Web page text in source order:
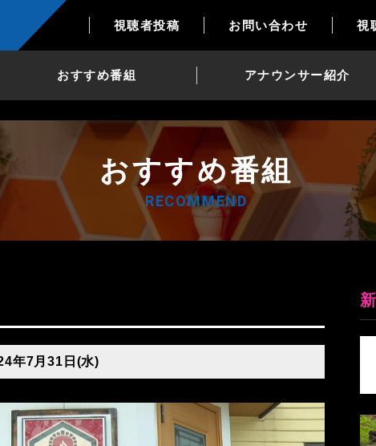
視聴者投稿 お問い合わせ 視
おすすめ番組 アナウンサー紹介
おすすめ番組
RECOMMEND
年7月31日(水)